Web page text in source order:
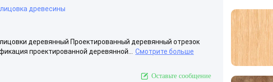
древесины
деревянный Проектированный деревянный отрезок
проектированной деревянной...
Смотрите больше
Оставьте сообщение